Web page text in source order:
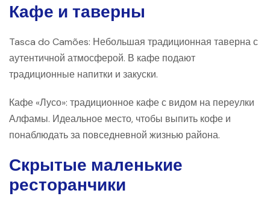
Кафе и таверны
Tasca do Camões: Небольшая традиционная таверна с
аутентичной атмосферой. В кафе подают
традиционные напитки и закуски.
Кафе «Лусо»: традиционное кафе с видом на переулки
Алфамы. Идеальное место, чтобы выпить кофе и
понаблюдать за повседневной жизнью района.
Скрытые маленькие
ресторанчики